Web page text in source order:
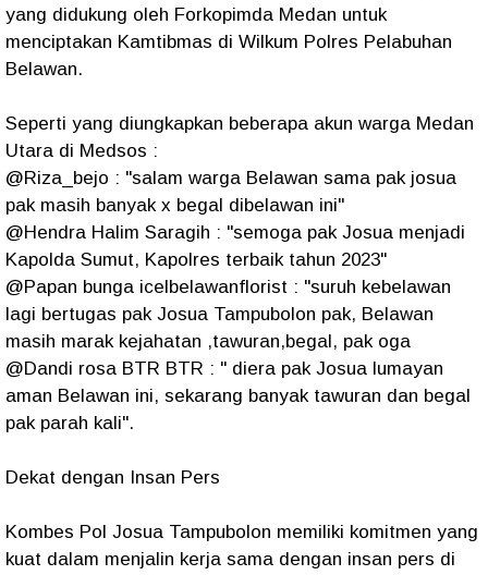
yang didukung oleh Forkopimda Medan untuk
menciptakan Kamtibmas di Wilkum Polres Pelabuhan
Belawan.
Seperti yang diungkapkan beberapa akun warga Medan
Utara di Medsos :
@Riza_bejo : "salam warga Belawan sama pak josua
pak masih banyak x begal dibelawan ini"
@Hendra Halim Saragih : "semoga pak Josua menjadi
Kapolda Sumut, Kapolres terbaik tahun 2023"
@Papan bunga icelbelawanflorist : "suruh kebelawan
lagi bertugas pak Josua Tampubolon pak, Belawan
masih marak kejahatan ,tawuran,begal, pak oga
@Dandi rosa BTR BTR : " diera pak Josua lumayan
aman Belawan ini, sekarang banyak tawuran dan begal
pak parah kali".
Dekat dengan Insan Pers
Kombes Pol Josua Tampubolon memiliki komitmen yang
kuat dalam menjalin kerja sama dengan insan pers di